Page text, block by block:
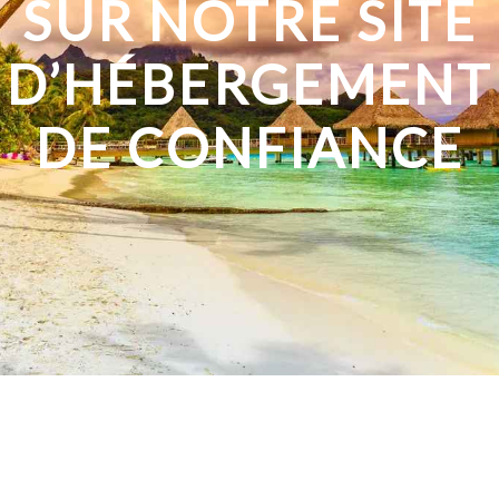
SUR NOTRE SITE
D’HÉBERGEMENT
DE CONFIANCE